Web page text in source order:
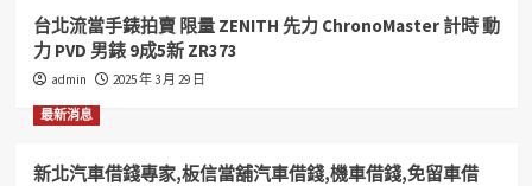
台北流當手錶拍賣 限量 ZENITH 先力 ChronoMaster 計時 動
力 PVD 男錶 9成5新 ZR373
admin 2025 年 3 月 29 日
最新消息
新北汽車借錢專家,板信當舖汽車借錢,機車借錢,免留車借